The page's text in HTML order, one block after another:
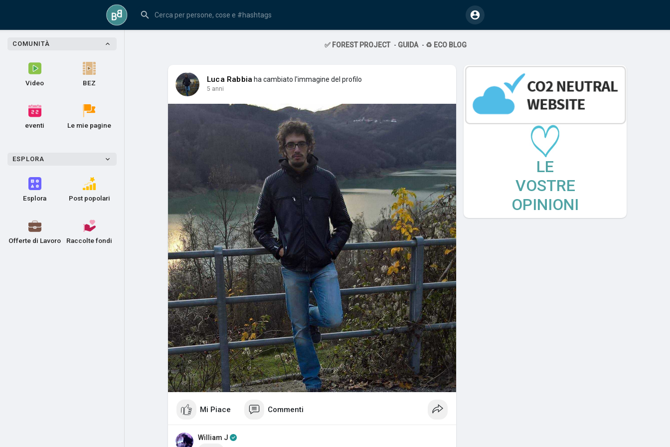
COMUNITÀ
Video BEZ
eventi Le mie pagine
ESPLORA
Esplora Post popolari
Offerte di Lavoro Raccolte fondi
✅ FOREST PROJECT - GUIDA - ♻️ ECO BLOG
Luca Rabbia ha cambiato l'immagine del profilo
5 anni
Mi Piace Commenti
William J
LE
VOSTRE
OPINIONI